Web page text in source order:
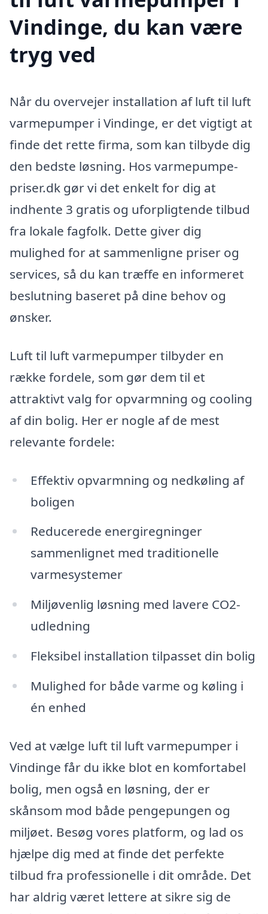
Vindinge, du kan være
tryg ved
Når du overvejer installation af luft til luft
varmepumper i Vindinge, er det vigtigt at
finde det rette firma, som kan tilbyde dig
den bedste løsning. Hos varmepumpe-
priser.dk gør vi det enkelt for dig at
indhente 3 gratis og uforpligtende tilbud
fra lokale fagfolk. Dette giver dig
mulighed for at sammenligne priser og
services, så du kan træffe en informeret
beslutning baseret på dine behov og
ønsker.
Luft til luft varmepumper tilbyder en
række fordele, som gør dem til et
attraktivt valg for opvarmning og cooling
af din bolig. Her er nogle af de mest
relevante fordele:
Effektiv opvarmning og nedkøling af
boligen
Reducerede energiregninger
sammenlignet med traditionelle
varmesystemer
Miljøvenlig løsning med lavere CO2-
udledning
Fleksibel installation tilpasset din bolig
Mulighed for både varme og køling i
én enhed
Ved at vælge luft til luft varmepumper i
Vindinge får du ikke blot en komfortabel
bolig, men også en løsning, der er
skånsom mod både pengepungen og
miljøet. Besøg vores platform, og lad os
hjælpe dig med at finde det perfekte
tilbud fra professionelle i dit område. Det
har aldrig været lettere at sikre sig de